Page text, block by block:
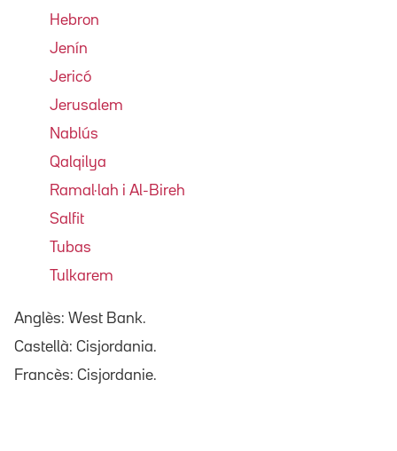
Hebron
Jenín
Jericó
Jerusalem
Nablús
Qalqilya
Ramal·lah i Al-Bireh
Salfit
Tubas
Tulkarem
Anglès: West Bank.
Castellà: Cisjordania.
Francès: Cisjordanie.